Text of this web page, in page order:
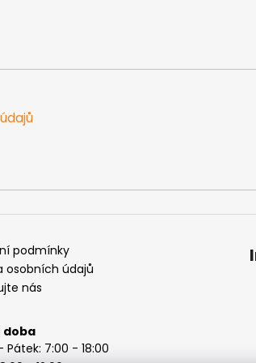
podmínky
osobních údajů
nás
Pátek: 7:00 - 18:00